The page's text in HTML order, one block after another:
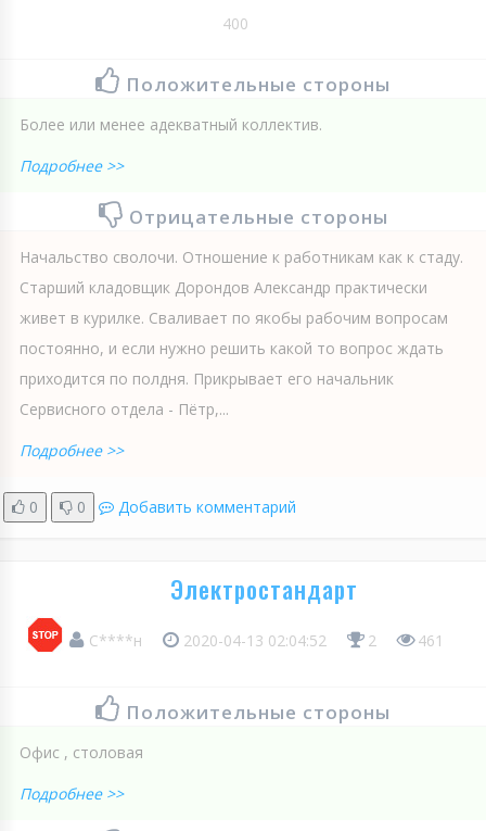
400
Положительные стороны
Более или менее адекватный коллектив.
Подробнее >>
Отрицательные стороны
Начальство сволочи. Отношение к работникам как к стаду.
Старший кладовщик Дорондов Александр практически
живет в курилке. Сваливает по якобы рабочим вопросам
постоянно, и если нужно решить какой то вопрос ждать
приходится по полдня. Прикрывает его начальник
Сервисного отдела - Пётр,...
Подробнее >>
0 0 Добавить комментарий
Электростандарт
С****н 2020-04-13 02:04:52 2 461
Положительные стороны
Офис , столовая
Подробнее >>